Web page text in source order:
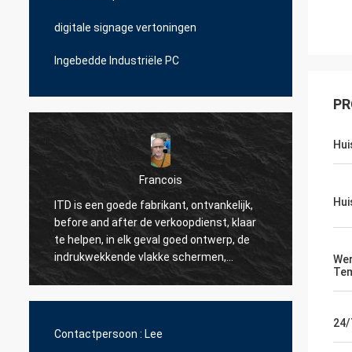
digitale signage vertoningen
Ingebedde Industriële PC
Francois
ITD is een goede fabrikant, ontvankelijk,
before and after de verkoopdienst, klaar
te helpen, in elk geval goed ontwerp, de
indrukwekkende vlakke schermen,
betrouwbare producten.
ITD
te
om
over
op
Contactpersoon : Lee